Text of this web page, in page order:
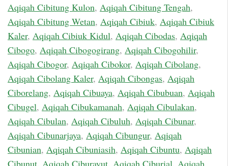
Aqiqah Cibitung Kulon, Aqiqah Cibitung Tengah,
Aqiqah Cibitung Wetan, Aqiqah Cibiuk, Aqiqah Cibiuk
Kaler, Aqiqah Cibiuk Kidul, Aqiqah Cibodas, Aqiqah
Cibogo, Aqiqah Cibogogirang, Aqiqah Cibogohilir,
Aqiqah Cibogor, Aqiqah Cibokor, Aqiqah Cibolang,
Aqiqah Cibolang Kaler, Aqiqah Cibongas, Aqiqah
Ciborelang, Aqiqah Cibuaya, Aqiqah Cibubuan, Aqiqah
Cibugel, Aqiqah Cibukamanah, Aqiqah Cibulakan,
Aqiqah Cibulan, Aqiqah Cibuluh, Aqiqah Cibunar,
Aqiqah Cibunarjaya, Aqiqah Cibungur, Aqiqah
Cibunian, Aqiqah Cibuniasih, Aqiqah Cibuntu, Aqiqah